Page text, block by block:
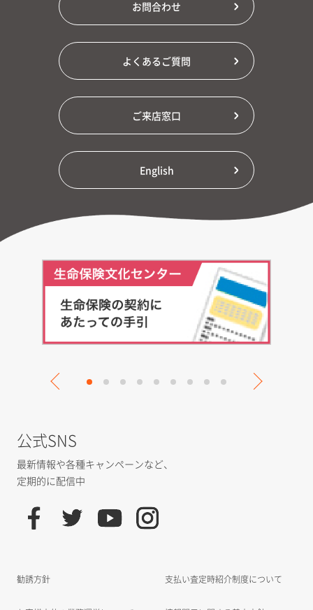
お問合わせ
よくあるご質問
ご来店窓口
English
公式SNS
最新情報や各種キャンペーンなど、
定期的に配信中
勧誘方針 支払い査定時紹介制度について